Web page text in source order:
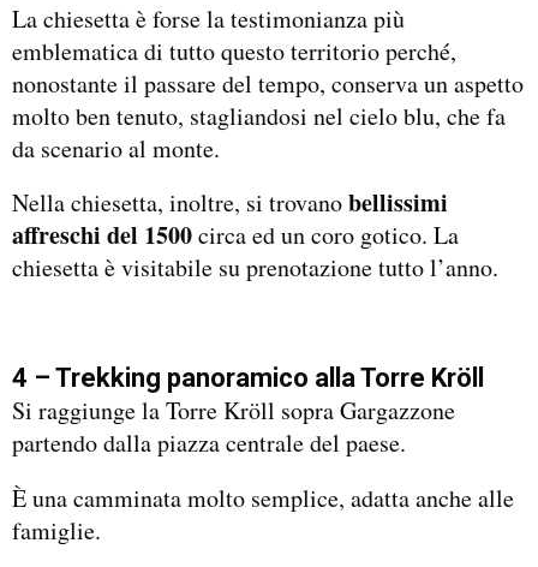
La chiesetta è forse la testimonianza più
emblematica di tutto questo territorio perché,
nonostante il passare del tempo, conserva un aspetto
molto ben tenuto, stagliandosi nel cielo blu, che fa
da scenario al monte.
Nella chiesetta, inoltre, si trovanobellissimi
affreschi del 1500circa ed un coro gotico. La
chiesetta è visitabile su prenotazione tutto l’anno.
4 – Trekking panoramico alla Torre Kröll
Si raggiunge la Torre Kröll sopra Gargazzone
partendo dalla piazza centrale del paese.
È una camminata molto semplice, adatta anche alle
famiglie.